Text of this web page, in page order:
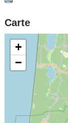
Carte
+
−